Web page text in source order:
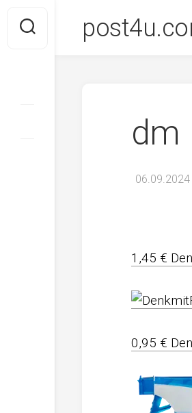
вмісту
dm
06.09.2024
1,45 €
0,95 €